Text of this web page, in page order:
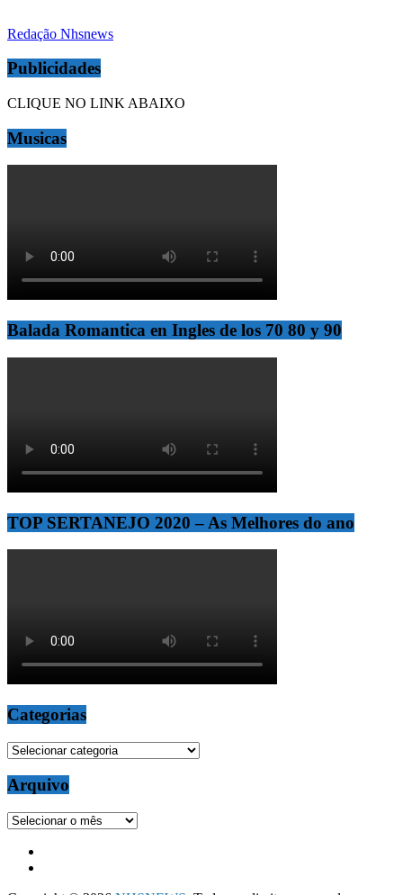
Redação Nhsnews
Publicidades
CLIQUE NO LINK ABAIXO
Musicas
Balada Romantica en Ingles de los 70 80 y 90
TOP SERTANEJO 2020 – As Melhores do ano
Categorias
Categorias
Arquivo
Arquivo